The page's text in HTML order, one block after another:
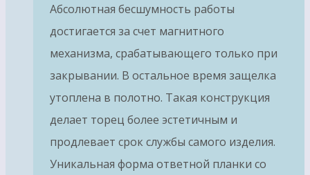
Абсолютная бесшумность работы
достигается за счет магнитного
механизма, срабатывающего только при
закрывании. В остальное время защелка
утоплена в полотно. Такая конструкция
делает торец более эстетичным и
продлевает срок службы самого изделия.
Уникальная форма ответной планки со